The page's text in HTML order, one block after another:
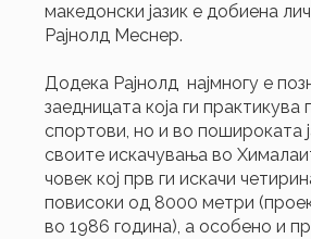
македонски јазик е добиена
Рајнолд Меснер.
Додека Рајнолд најмногу е
заедницата која ги практикува
спортови, но и во пошироката
своите искачувања во
човек кој прв ги искачи
повисоки од 8000 метри
во 1986 година), а особено и